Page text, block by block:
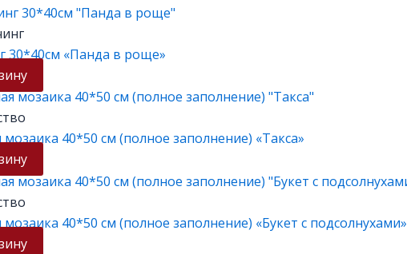
30*40см «Панда в роще»
40*50 см (полное заполнение) «Такса»
40*50 см (полное заполнение) «Букет с подсолнухами»